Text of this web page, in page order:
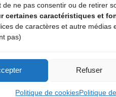
de ne pas consentir ou de retirer
certaines caractéristiques et
de caractères et autre médias
pas)
Refuser
Politique de cookiesPolitique
post a comment.